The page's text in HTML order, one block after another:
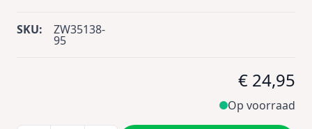
SKU: ZW35138-
95
€ 24,95
Op voorraad